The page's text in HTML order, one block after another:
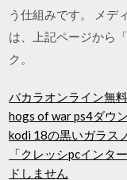
う仕組みです。 メデ
は、上記ページから
ク。
バカラオンライン無
hogs of war ps4ダウ
kodi 18の黒いガラス
「クレッシpcインタ
ドしません